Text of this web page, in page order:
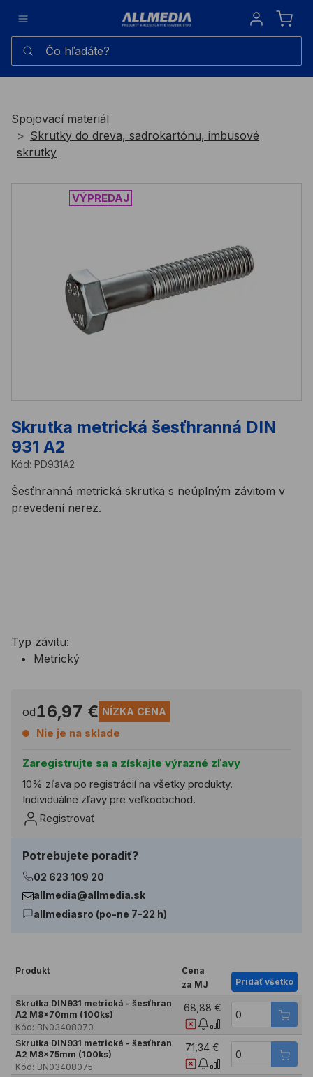
Sign in
Čo hľadáte?
Spojovací materiál
Skrutky do dreva, sadrokartónu, imbusové
skrutky
Skrutka metrická šesťhranná DIN
931 A2
Kód: PD931A2
Šesťhranná metrická skrutka s neúplným závitom v
prevedení nerez.
Typ závitu:
Metrický
od16,97 € NÍZKA CENA
Nie je na sklade
Zaregistrujte sa a získajte výrazné zľavy
10% zľava po registrácií na všetky produkty.
Individuálne zľavy pre veľkoobchod.
Registrovať
Potrebujete poradiť?
02 623 109 20
allmedia@allmedia.sk
allmediasro (po-ne 7-22 h)
Produkt
Cena
za MJ
Pridať všetko
Skrutka DIN931 metrická - šesťhran
A2 M8x70mm (100ks)
Kód: BN03408070
68,88 €
Skrutka DIN931 metrická - šesťhran
A2 M8x75mm (100ks)
Kód: BN03408075
71,34 €